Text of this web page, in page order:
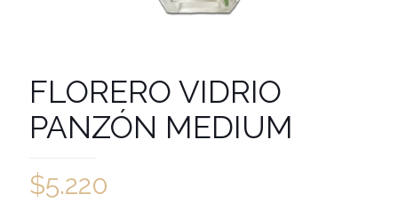
FLORERO VIDRIO
PANZÓN MEDIUM
$5.220